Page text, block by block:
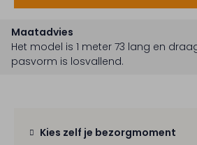
Maatadvies
Het model is 1 meter 73 lang en
pasvorm is losvallend.
Kies zelf je bezorgmoment